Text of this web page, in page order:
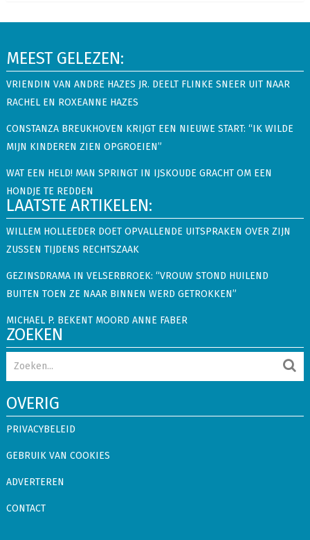
MEEST GELEZEN:
VRIENDIN VAN ANDRE HAZES JR. DEELT FLINKE SNEER UIT NAAR
RACHEL EN ROXEANNE HAZES
CONSTANZA BREUKHOVEN KRIJGT EEN NIEUWE START: “IK WILDE
MIJN KINDEREN ZIEN OPGROEIEN”
WAT EEN HELD! MAN SPRINGT IN IJSKOUDE GRACHT OM EEN
HONDJE TE REDDEN
LAATSTE ARTIKELEN:
WILLEM HOLLEEDER DOET OPVALLENDE UITSPRAKEN OVER ZIJN
ZUSSEN TIJDENS RECHTSZAAK
GEZINSDRAMA IN VELSERBROEK: “VROUW STOND HUILEND
BUITEN TOEN ZE NAAR BINNEN WERD GETROKKEN”
MICHAEL P. BEKENT MOORD ANNE FABER
ZOEKEN
OVERIG
PRIVACYBELEID
GEBRUIK VAN COOKIES
ADVERTEREN
CONTACT